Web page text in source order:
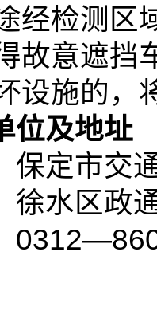
经检测区
故意遮挡
设施的，
位及地址
保定市交
徐水区政